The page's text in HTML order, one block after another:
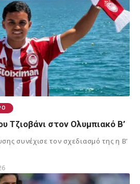
Τζιοβάνι στον Ολυμπιακό Β’
συνέχισε τον σχεδιασμό της η Β’